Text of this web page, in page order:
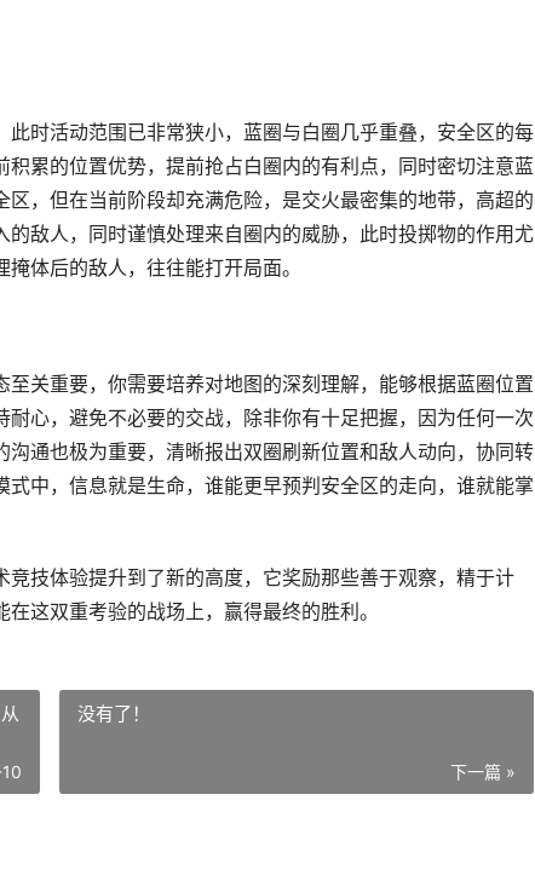
时活动范围已非常狭小，蓝圈与白圈几乎重叠，安全区的每
累的位置优势，提前抢占白圈内的有利点，同时密切注意蓝
，但在当前阶段却充满危险，是交火最密集的地带，高超的
敌人，同时谨慎处理来自圈内的威胁，此时投掷物的作用尤
体后的敌人，往往能打开局面。
关重要，你需要培养对地图的深刻理解，能够根据蓝圈位置
心，避免不必要的交战，除非你有十足把握，因为任何一次
通也极为重要，清晰报出双圈刷新位置和敌人动向，协同转
中，信息就是生命，谁能更早预判安全区的走向，谁就能掌
技体验提升到了新的高度，它奖励那些善于观察，精于计
这双重考验的战场上，赢得最终的胜利。
没有了！
下一篇 »